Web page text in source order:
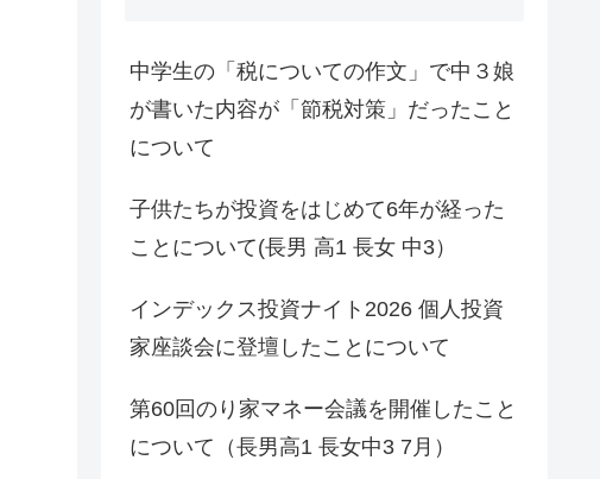
中学生の「税についての作文」で中３娘
が書いた内容が「節税対策」だったこと
について
子供たちが投資をはじめて6年が経った
ことについて(長男 高1 長女 中3）
インデックス投資ナイト2026 個人投資
家座談会に登壇したことについて
第60回のり家マネー会議を開催したこと
について（長男高1 長女中3 7月）